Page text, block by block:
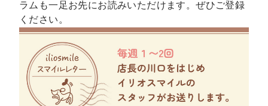
ラムも一足お先にお読みいただけます。ぜひご登録
ください。